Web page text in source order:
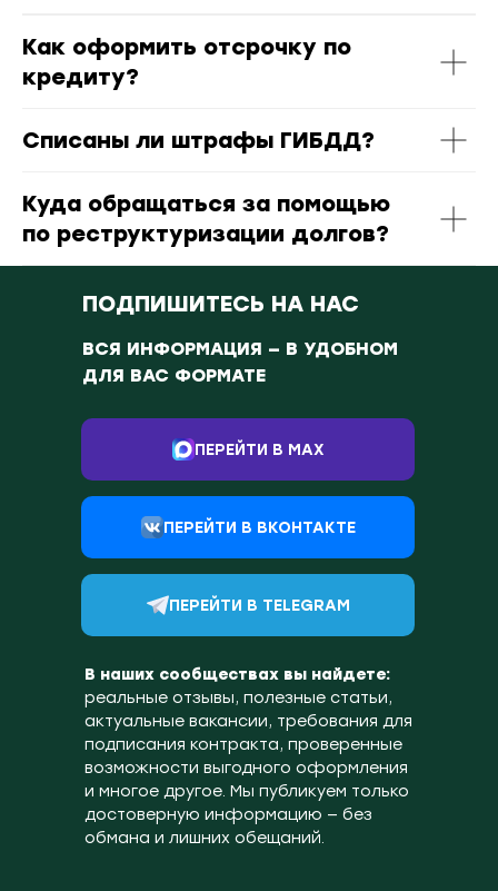
Как оформить отсрочку по
кредиту?
Списаны ли штрафы ГИБДД?
Куда обращаться за помощью
по реструктуризации долгов?
В наших сообществах вы найдете:
реальные отзывы, полезные статьи,
актуальные вакансии, требования для
подписания контракта, проверенные
возможности выгодного оформления
и многое другое. Мы публикуем только
достоверную информацию — без
обмана и лишних обещаний.
ПЕРЕЙТИ В TELEGRAM
ПЕРЕЙТИ В ВКОНТАКТЕ
ПЕРЕЙТИ В MAX
ПОДПИШИТЕСЬ НА НАС
ВСЯ ИНФОРМАЦИЯ — В УДОБНОМ
ДЛЯ ВАС ФОРМАТЕ